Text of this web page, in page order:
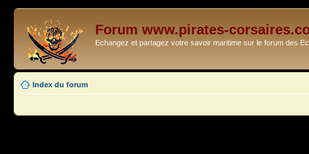
Forum www.pirates-
Echangez et partagez votre savoir maritime sur le forum des
Index du forum